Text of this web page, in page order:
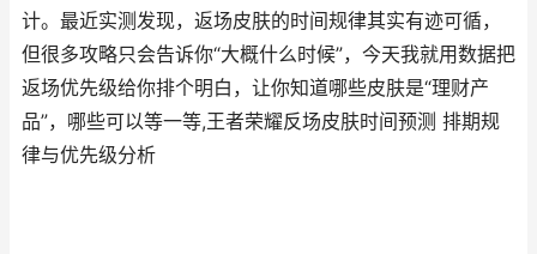
计。最近实测发现，返场皮肤的时间规律其实有迹可循，
但很多攻略只会告诉你“大概什么时候”，今天我就用数据把
返场优先级给你排个明白，让你知道哪些皮肤是“理财产
品”，哪些可以等一等,王者荣耀反场皮肤时间预测 排期规
律与优先级分析